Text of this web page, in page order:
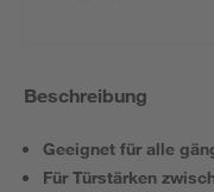
Beschreibung
Geeignet für alle
Für Türstärken